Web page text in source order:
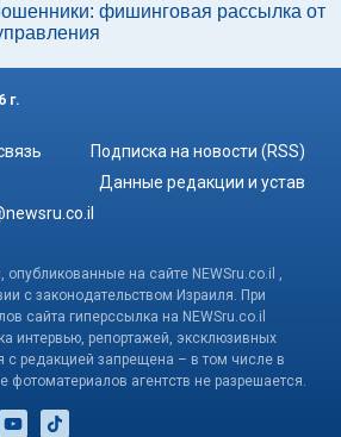
фишинговая рассылка от
г.
Подписка на новости (RSS)
Данные редакции и устав
на сайте NEWSru.co.il ,
с законодательством Израиля. При
сайта гиперссылка на NEWSru.co.il
интервью, репортажей, эксклюзивных
с редакцией запрещена – в том числе в
фотоматериалов агентств не разрешается.